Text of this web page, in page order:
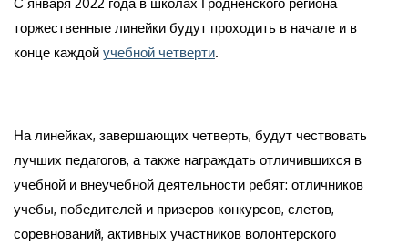
С января 2022 года в школах Гродненского региона
торжественные линейки будут проходить в начале и в
конце каждой учебной четверти.
На линейках, завершающих четверть, будут чествовать
лучших педагогов, а также награждать отличившихся в
учебной и внеучебной деятельности ребят: отличников
учебы, победителей и призеров конкурсов, слетов,
соревнований, активных участников волонтерского